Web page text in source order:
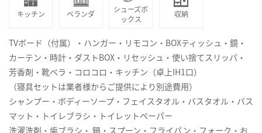
キッチン ベランダ
シューズボ
ックス
収納
TVボード（付属）・ハンガー・リモコン・BOXティッシュ・鏡・
カーテン・時計・ダストBOX・リセッシュ・使い捨てスリッパ・
芳香剤・靴ベラ・コロコロ・キッチン（卓上IH1口）
（寝具セットは業者様からご提供により別途費用）
シャンプー・ボディーソープ・フェイスタオル・バスタオル・バス
マット・トイレブラシ・トイレットペーパー
洗濯洗剤・歯ブラシ・ 鍋・スプーン・フライパン・フォーク・お